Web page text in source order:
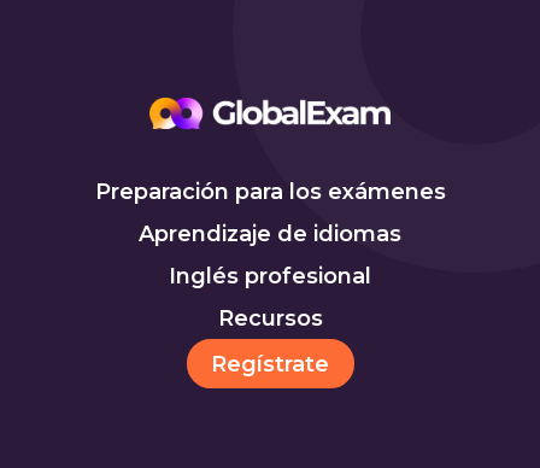
Preparación para los exámenes
Aprendizaje de idiomas
Inglés profesional
Recursos
Regístrate